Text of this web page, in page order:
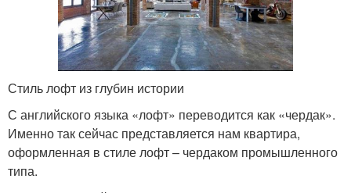
Стиль лофт из глубин истории
С английского языка «лофт» переводится как «чердак».
Именно так сейчас представляется нам квартира,
оформленная в стиле лофт – чердаком промышленного
типа.